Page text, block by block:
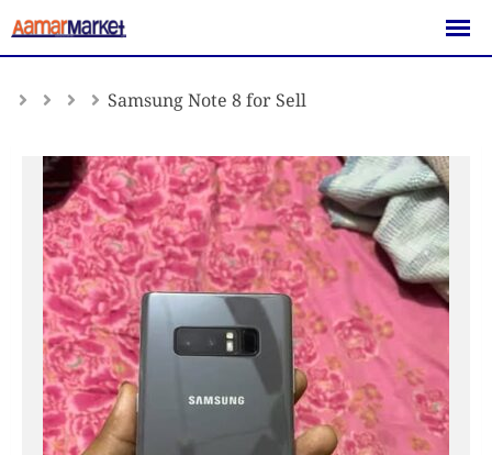
Skip
to
Samsung Note 8 for Sell